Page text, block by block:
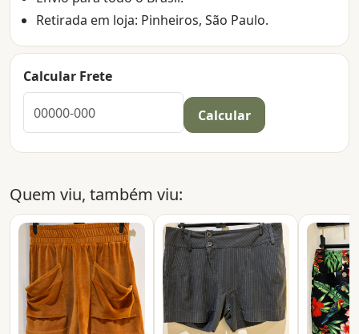
Retirada em loja: Pinheiros, São Paulo.
Calcular Frete
Calcular
Quem viu, também viu: